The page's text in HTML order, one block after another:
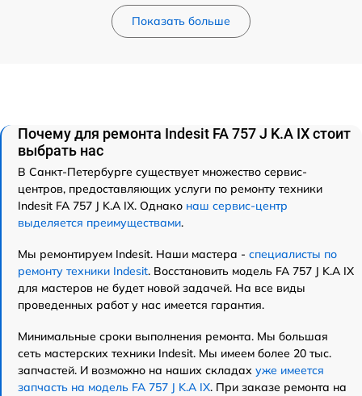
Показать больше
Почему для ремонта Indesit FA 757 J K.A IX стоит
выбрать нас
В Санкт-Петербурге существует множество сервис-
центров, предоставляющих услуги по ремонту техники
Indesit FA 757 J K.A IX. Однако наш сервис-центр
выделяется преимуществами.
Мы ремонтируем Indesit. Наши мастера - специалисты по
ремонту техники Indesit. Восстановить модель FA 757 J K.A IX
для мастеров не будет новой задачей. На все виды
проведенных работ у нас имеется гарантия.
Минимальные сроки выполнения ремонта. Мы большая
сеть мастерских техники Indesit. Мы имеем более 20 тыс.
запчастей. И возможно на наших складах уже имеется
запчасть на модель FA 757 J K.A IX. При заказе ремонта на